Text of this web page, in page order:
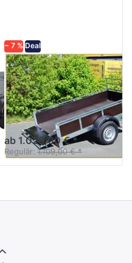
− 7 % Deal
NEPTUN
Trailwood N7-
236
Solider Multiplex-Anhänger
mit Kippfunktion und Reling.
ab 1.029,00 € *
Regulär: 1.109,00 € *